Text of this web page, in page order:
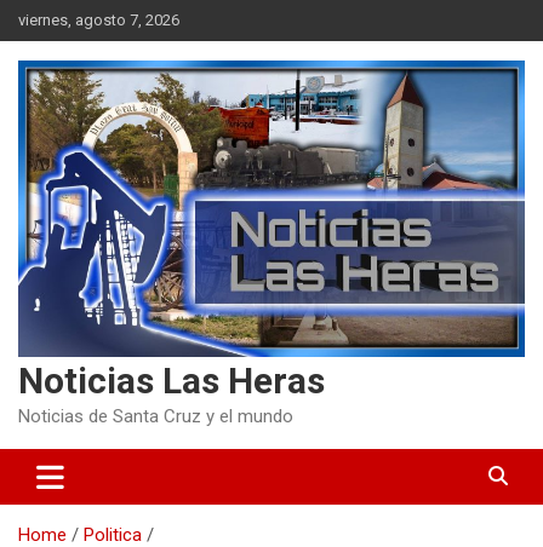
Skip
to
content
viernes, agosto 7, 2026
Noticias Las Heras
Noticias de Santa Cruz y el mundo
Home
Politica